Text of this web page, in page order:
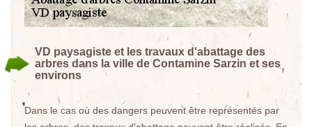
VD paysagiste et les travaux d'abattage des
arbres dans la ville de Contamine Sarzin et ses
environs
Dans le cas où des dangers peuvent être représentés par